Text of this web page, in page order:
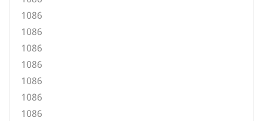
1086
1086
1086
1086
1086
1086
1086